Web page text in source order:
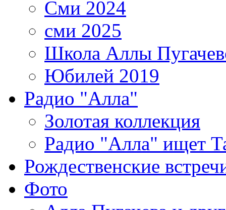
Сми 2024
сми 2025
Школа Аллы
Юбилей 2019
Радио "Алла"
Золотая коллекция
Радио "Алла" ищет
Рождественские
Фото